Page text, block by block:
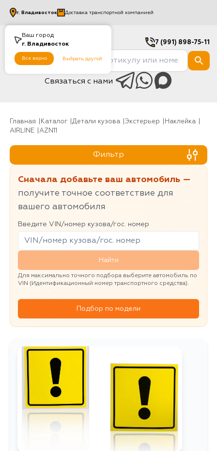
Ваш город
г. Владивосток
Все верно Выбрать другой
г. Владивосток Доставка транспортной компанией
7 (991) 898-75-11
Связаться с нами
Главная Каталог Детали кузова Экстерьер
Наклейка
AIRLINE
AZN11
Фильтр
Сначала добавьте ваш автомобиль —
получите точное соответствие для
вашего автомобиля
Введите VIN/номер кузова/гос. номер
Найти
Для максимально точного подбора выберите автомобиль по
VIN (Идентификационный номер транспортного средства).
Подбор по модели